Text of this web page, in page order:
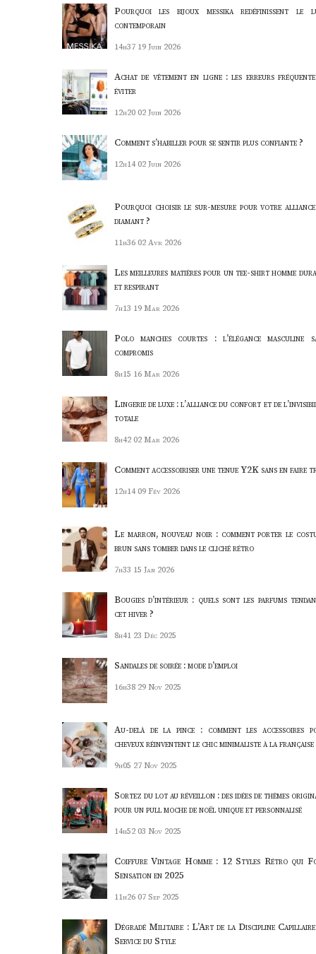
Pourquoi les bijoux messika redéfinissent le
contemporain
14h37 19 Juin 2026
Achat de vêtement en ligne : les erreurs
éviter
12h20 02 Juin 2026
Comment s’habiller pour se sentir plus confiante ?
12h14 02 Juin 2026
Pourquoi choisir le sur-mesure pour votre
diamant ?
11h36 02 Avr 2026
Les meilleures matières pour un tee-shirt homme
et respirant
7h13 19 Mar 2026
Polo manches courtes : l’élégance masculine
compromis
8h15 16 Mar 2026
Lingerie de luxe : l’alliance du confort et de
totale
8h42 02 Mar 2026
Comment accessoiriser une tenue Y2K sans en faire
12h14 09 Fév 2026
Le marron, nouveau noir : comment porter le
brun sans tomber dans le cliché rétro
7h33 15 Jan 2026
Bougies d’intérieur : quels sont les parfums
cet hiver ?
8h41 23 Déc 2025
Sandales de soirée : mode d’emploi
16h38 29 Nov 2025
Au-delà de la pince : comment les accessoires
cheveux réinventent le chic minimaliste à la française
9h05 27 Nov 2025
Sortez du lot au réveillon : des idées de thèmes
pour un pull moche de noël unique et personnalisé
14h52 03 Nov 2025
Coiffure Vintage Homme : 12 Styles Rétro qui
Sensation en 2025
11h26 07 Sep 2025
Dégradé Militaire : L’Art de la Discipline
Service du Style